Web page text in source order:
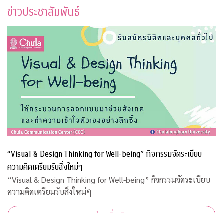
ข่าวประชาสัมพันธ์
“Visual & Design Thinking for Well-being” กิจกรรมจัดระเบียบ
ความคิดเตรียมรับสิ่งใหม่ๆ
“Visual & Design Thinking for Well-being” กิจกรรมจัดระเบียบ
ความคิดเตรียมรับสิ่งใหม่ๆ